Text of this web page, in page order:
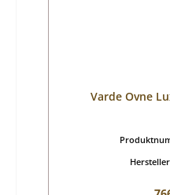
Varde Ovne